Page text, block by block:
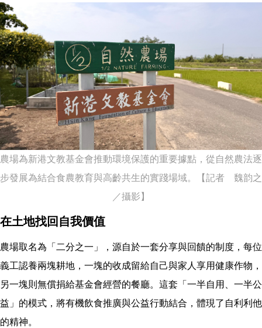
農場為新港文教基金會推動環境保護的重要據點，從自然農法逐
步發展為結合食農教育與高齡共生的實踐場域。【記者 魏韵之
／攝影】
在土地找回自我價值
農場取名為「二分之一」，源自於一套分享與回饋的制度，每位
義工認養兩塊耕地，一塊的收成留給自己與家人享用健康作物，
另一塊則無償捐給基金會經營的餐廳。這套「一半自用、一半公
益」的模式，將有機飲食推廣與公益行動結合，體現了自利利他
的精神。